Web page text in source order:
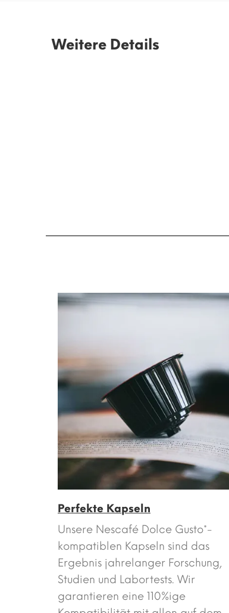
Weitere Details
Perfekte Kapseln
Unsere Nescafé Dolce Gusto*-
kompatiblen Kapseln sind das
Ergebnis jahrelanger Forschung,
Studien und Labortests. Wir
garantieren eine 110%ige